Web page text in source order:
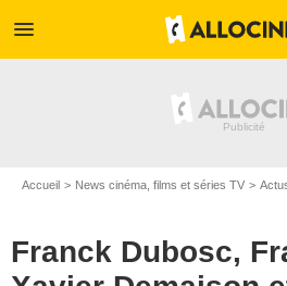
menu
Accueil News cinéma, films et séries TV
Franck Dubosc,